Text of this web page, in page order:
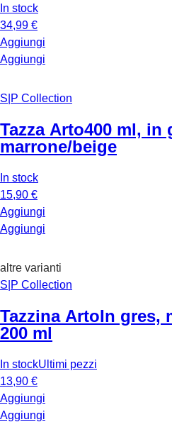
In stock
34,99 €
Aggiungi
Aggiungi
S|P Collection
Tazza Arto400 ml, in
marrone/beige
In stock
15,90 €
Aggiungi
Aggiungi
altre varianti
S|P Collection
Tazzina ArtoIn gres,
200 ml
In stockUltimi pezzi
13,90 €
Aggiungi
Aggiungi